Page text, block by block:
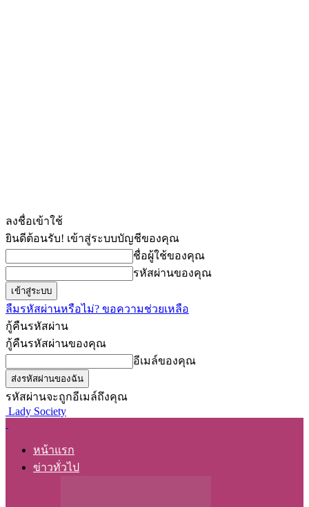
ลงชื่อเข้าใช้
ยินดีต้อนรับ! เข้าสู่ระบบบัญชีของคุณ
ชื่อผู้ใช้ของคุณ
รหัสผ่านของคุณ
ลืมรหัสผ่านหรือไม่? ขอความช่วยเหลือ
กู้คืนรหัสผ่าน
กู้คืนรหัสผ่านของคุณ
อีเมล์ของคุณ
รหัสผ่านจะถูกอีเมล์ถึงคุณ
Lady Society
หน้าแรก
ข่าวทั่วไป